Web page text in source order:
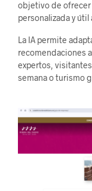
objetivo de ofrecer
personalizada y útil
La IA permite
recomendaciones
expertos,
semana o turismo